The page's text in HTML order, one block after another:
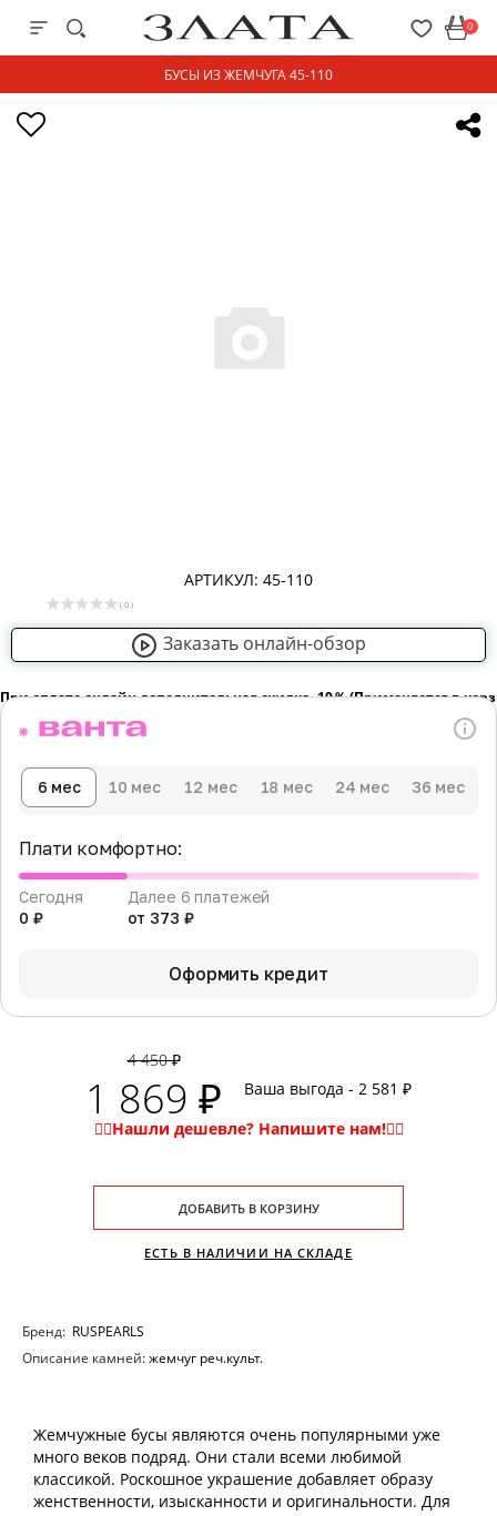
0
БУСЫ ИЗ ЖЕМЧУГА 45-110
АРТИКУЛ: 45-110
( 0 )
Заказать онлайн-обзор
При оплате онлайн дополнительная скидка -10％ (Применяется в
4 450 ₽
1 869 ₽ Ваша выгода - 2 581 ₽
6 мес 10 мес 12 мес 18 мес 24 мес 36 мес
Плати комфортно:
Сегодня
0 ₽
Далее 6 платежей
от 373 ₽
Оформить кредит
ДОБАВИТЬ В КОРЗИНУ
ЕСТЬ В НАЛИЧИИ НА СКЛАДЕ
Бренд: RUSPEARLS
Описание камней:жемчуг реч.культ.
Жемчужные бусы являются очень популярными уже
много веков подряд. Они стали всеми любимой
классикой. Роскошное украшение добавляет образу
женственности, изысканности и оригинальности. Для